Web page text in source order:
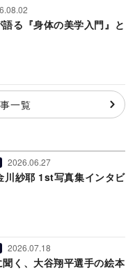
る『身体の美学入門』と
一覧
2026.06.27
川紗耶 1st写真集インタビ
2026.07.18
く、大谷翔平選手の絵本